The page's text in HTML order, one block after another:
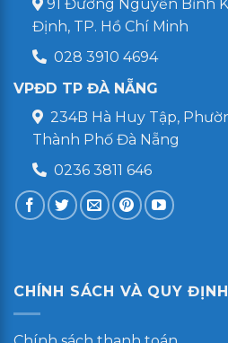
91 Đường Nguyễn Bỉnh
Định, TP. Hồ Chí Minh
028 3910 4694
VPĐD TP ĐÀ NẴNG
234B Hà Huy Tập,
Thành Phố Đà Nẵng
0236 3811 646
CHÍNH SÁCH VÀ QUY ĐỊNH